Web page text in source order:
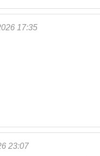
17:35
23:07